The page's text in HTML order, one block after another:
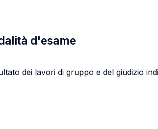
d'esame
dei lavori di gruppo e del giudizio